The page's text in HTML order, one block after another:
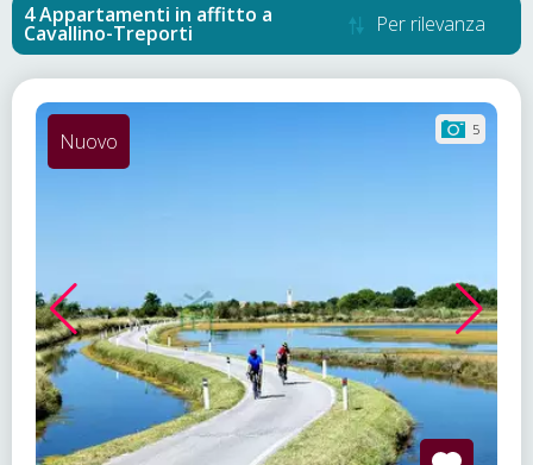
Appartamenti in affitto a
Cavallino-Treporti Per rilevanza
5
Nuovo